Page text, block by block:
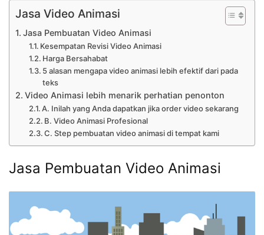
Jasa Video Animasi
Jasa Pembuatan Video Animasi
Kesempatan Revisi Video Animasi
Harga Bersahabat
5 alasan mengapa video animasi lebih efektif dari pada
teks
Video Animasi lebih menarik perhatian penonton
A. Inilah yang Anda dapatkan jika order video sekarang
B. Video Animasi Profesional
C. Step pembuatan video animasi di tempat kami
Jasa Pembuatan Video Animasi